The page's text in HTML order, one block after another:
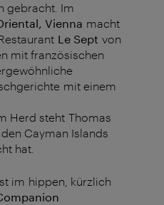
gebracht. Im
Vienna macht
Le Sept von
mit französischen
mit einem
Herd steht Thomas
Cayman Islands
hat.
im hippen, kürzlich